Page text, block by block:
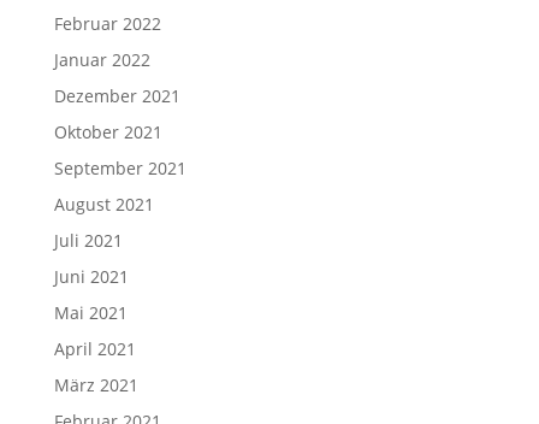
Februar 2022
Januar 2022
Dezember 2021
Oktober 2021
September 2021
August 2021
Juli 2021
Juni 2021
Mai 2021
April 2021
März 2021